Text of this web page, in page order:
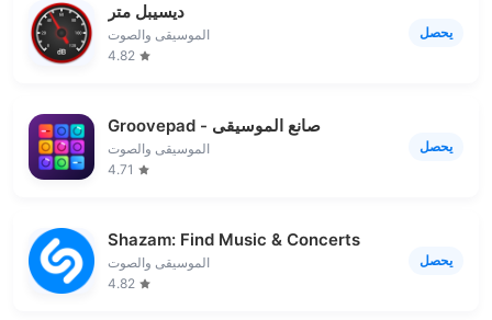
ديسيبل متر
الموسيقى والصوت
4.82
يحصل
Groovepad - صانع الموسيقى
الموسيقى والصوت
4.71
يحصل
Shazam: Find Music & Concerts
الموسيقى والصوت
4.82
يحصل